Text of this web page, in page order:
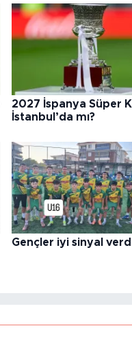
2027 İspanya Süper
İstanbul’da mı?
Gençler iyi sinyal